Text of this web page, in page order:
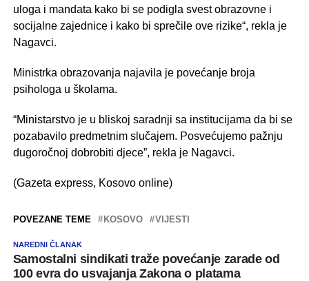
uloga i mandata kako bi se podigla svest obrazovne i
socijalne zajednice i kako bi sprečile ove rizike“, rekla je
Nagavci.
Ministrka obrazovanja najavila je povećanje broja
psihologa u školama.
“Ministarstvo je u bliskoj saradnji sa institucijama da bi se
pozabavilo predmetnim slučajem. Posvećujemo pažnju
dugoročnoj dobrobiti djece”, rekla je Nagavci.
(Gazeta express, Kosovo online)
POVEZANE TEME KOSOVO VIJESTI
NAREDNI ČLANAK
Samostalni sindikati traže povećanje zarade od
100 evra do usvajanja Zakona o platama